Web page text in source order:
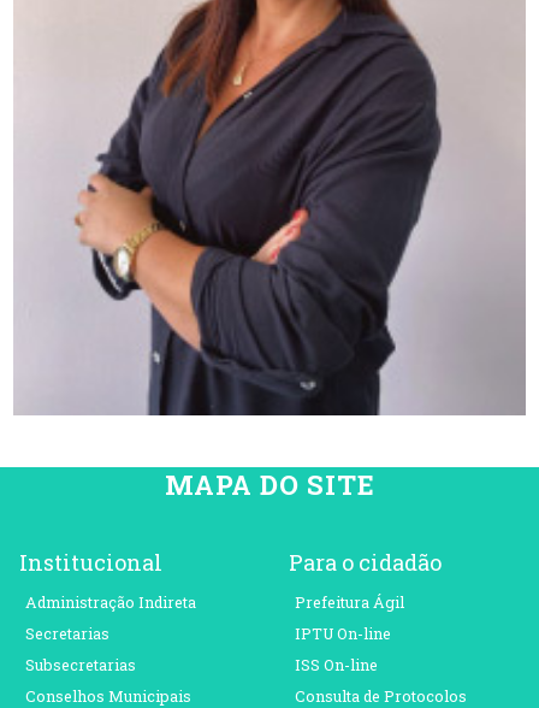
MAPA DO SITE
Institucional
Administração Indireta
Secretarias
Subsecretarias
Conselhos Municipais
Para o cidadão
Prefeitura Ágil
IPTU On-line
ISS On-line
Consulta de Protocolos